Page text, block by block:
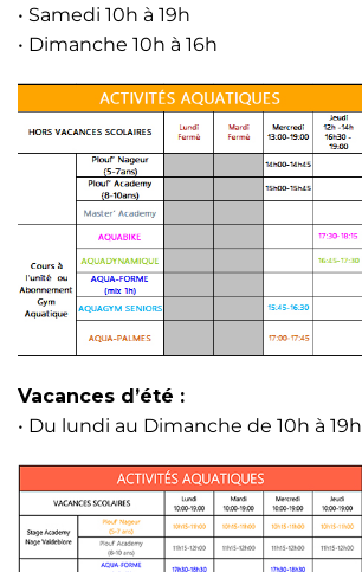
• Samedi 10h à 19h
• Dimanche 10h à 16h
Vacances d’été :
• Du lundi au Dimanche de 10h à 19h